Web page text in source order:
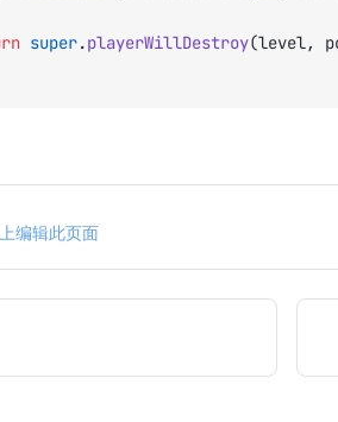
super.playerWillDestroy(level,
编辑此页面